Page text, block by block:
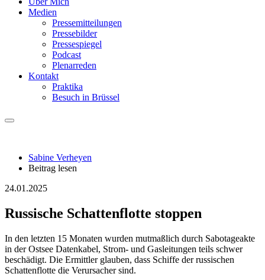
Medien
Pressemitteilungen
Pressebilder
Pressespiegel
Podcast
Plenarreden
Kontakt
Praktika
Besuch in Brüssel
Sabine Verheyen
Beitrag lesen
24.01.2025
Russische Schattenflotte stoppen
In den letzten 15 Monaten wurden mutmaßlich durch Sabotageakte
in der Ostsee Datenkabel, Strom- und Gasleitungen teils schwer
beschädigt. Die Ermittler glauben, dass Schiffe der russischen
Schattenflotte die Verursacher sind.